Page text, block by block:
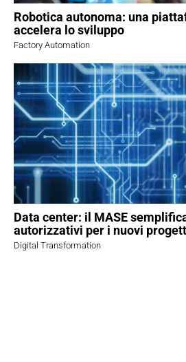
Robotica autonoma: una
accelera lo sviluppo
Factory Automation
Data center: il MASE
autorizzativi per i nuovi
Digital Transformation